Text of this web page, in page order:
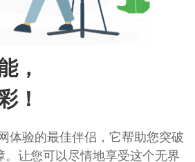
，
！
体验的最佳伴侣，它帮助您突破
让您可以尽情地享受这个无界